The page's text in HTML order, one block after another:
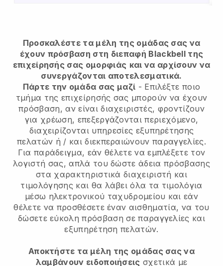
Προσκαλέστε τα μέλη της ομάδας σας να
έχουν πρόσβαση στη διεπαφή Blackbell της
επιχείρησής σας ομορφιάς και να αρχίσουν να
συνεργάζονται αποτελεσματικά.
Πάρτε την ομάδα σας μαζί - Επιλέξτε ποιο
τμήμα της επιχείρησής σας μπορούν να έχουν
πρόσβαση, αν είναι διαχειριστές, φροντίζουν
για χρέωση, επεξεργάζονται περιεχόμενο,
διαχειρίζονται υπηρεσίες εξυπηρέτησης
πελατών ή / και διεκπεραιώνουν παραγγελίες.
Για παράδειγμα, εάν θέλετε να εμπλέξετε τον
λογιστή σας, απλά του δώστε άδεια πρόσβασης
στα χαρακτηριστικά διαχειριστή και
τιμολόγησης και θα λάβει όλα τα τιμολόγια
μέσω ηλεκτρονικού ταχυδρομείου και εάν
θέλετε να προσθέσετε έναν αισθηματία, να του
δώσετε εύκολη πρόσβαση σε παραγγελίες και
εξυπηρέτηση πελατών.
Αποκτήστε τα μέλη της ομάδας σας να
λαμβάνουν ειδοποιήσεις σχετικά με